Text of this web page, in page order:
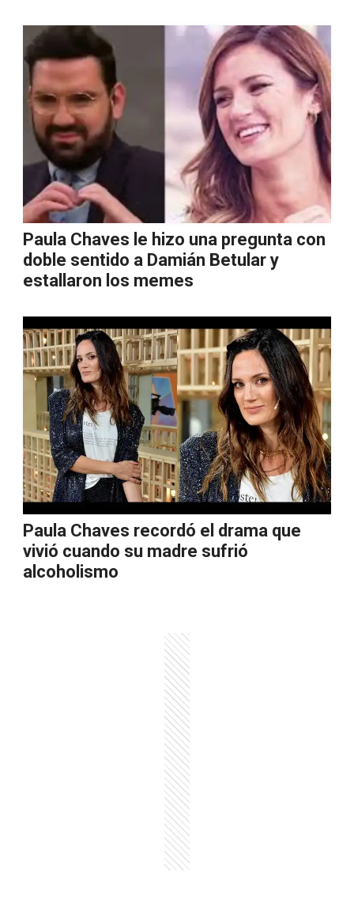
Paula Chaves le hizo una pregunta con
doble sentido a Damián Betular y
estallaron los memes
Paula Chaves recordó el drama que
vivió cuando su madre sufrió
alcoholismo